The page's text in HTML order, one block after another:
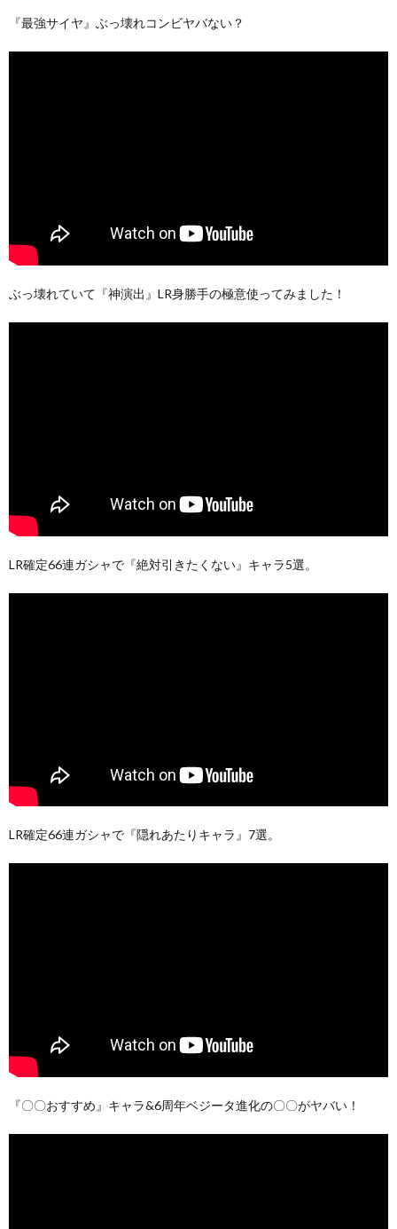
『最強サイヤ』ぶっ壊れコンビヤバない？
ぶっ壊れていて『神演出』LR身勝手の極意使ってみました！
LR確定66連ガシャで『絶対引きたくない』キャラ5選。
LR確定66連ガシャで『隠れあたりキャラ』7選。
『〇〇おすすめ』キャラ&6周年ベジータ進化の〇〇がヤバい！